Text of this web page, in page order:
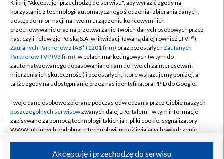
TVP
Abonament TVP
Emisja w TVP
Centrum informacji TVP
Naziemna Telewizja Cyfrowa
Rada Programowa
System NOS
Informacje o nadawcy
Regulamin TVP
Polityka prywatności
Moje zgody
Pomoc
Kontakt
Kanały
Kliknij "Akceptuję i przechodzę do serwisu", aby wyrazić zgody na
korzystanie z technologii automatycznego śledzenia i zbierania danych,
dostęp do informacji na Twoim urządzeniu końcowym i ich
przechowywanie oraz na przetwarzanie Twoich danych osobowych przez
nas, czyli Telewizję Polską S.A. w likwidacji (zwaną dalej również „TVP”),
Zaufanych Partnerów z IAB* (1201 firm) oraz pozostałych Zaufanych
Partnerów TVP (93 firm), w celach marketingowych (w tym do
zautomatyzowanego dopasowania reklam do Twoich zainteresowań i
mierzenia ich skuteczności) i pozostałych, które wskazujemy poniżej, a
także zgody na udostępnianie przez nas identyfikatora PPID do Google.
Twoje dane osobowe zbierane podczas odwiedzania przez Ciebie naszych
poszczególnych serwisówzwanych dalej „Portalem”, w tym informacje
zapisywane za pomocą technologii takich jak: pliki cookie, sygnalizatory
WWW lub innych podobnych technologii umożliwiających świadczenie
ruchu w Internecie.Akceptuję i przechodzę do serwisu